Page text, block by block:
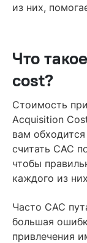
Какой CAC —
из них,
Что
cost?
Стоимость
Acquisition
вам
считать CAC
чтобы
каждого из
Часто CAC
большая
привлечения